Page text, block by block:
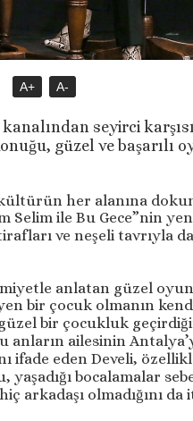
A+ A-
seyirci
güzel ve başarılı
her alanına
Selim ile Bu Gece”nin
ve neşeli tavrıyla
anlatan güzel
bir çocuk olmanın
güzel bir çocukluk
anların ailesinin
ifade eden Develi,
bocalamalar
arkadaşı olmadığını da